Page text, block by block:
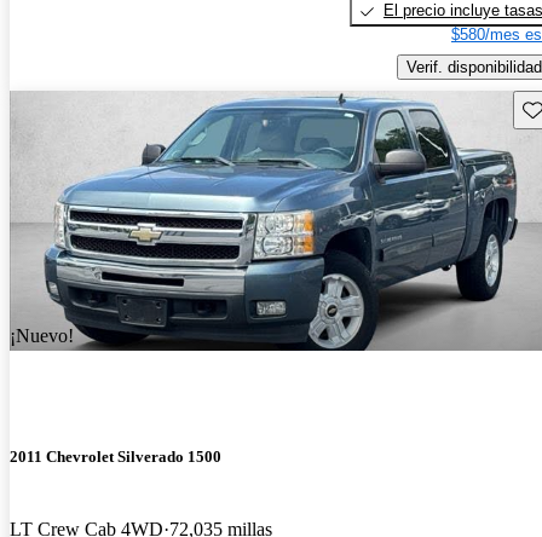
El precio incluye tasas
$580/mes
Verif. disponibilidad
¡Nuevo!
2011 Chevrolet Silverado 1500
LT Crew Cab 4WD 72,035 millas